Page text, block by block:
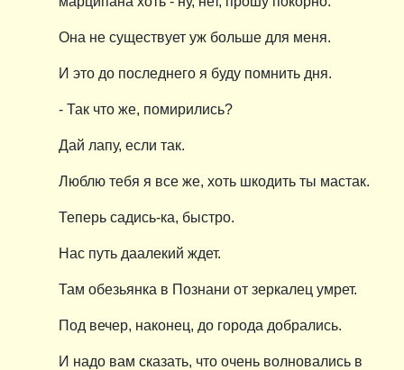
Она не существует уж больше для меня.
И это до последнего я буду помнить дня.
- Так что же, помирились?
Дай лапу, если так.
Люблю тебя я все же, хоть шкодить ты мастак.
Теперь садись-ка, быстро.
Нас путь даалекий ждет.
Там обезьянка в Познани от зеркалец умрет.
Под вечер, наконец, до города добрались.
И надо вам сказать, что очень волновались в